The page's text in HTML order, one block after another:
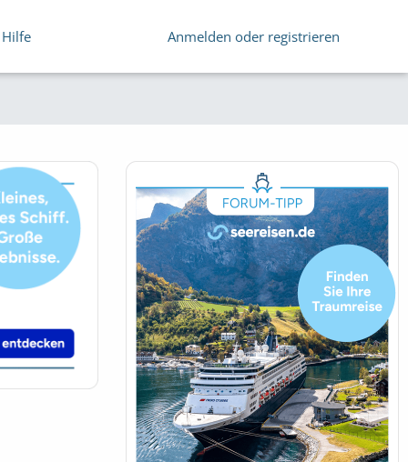
Hilfe Anmelden oder registrieren